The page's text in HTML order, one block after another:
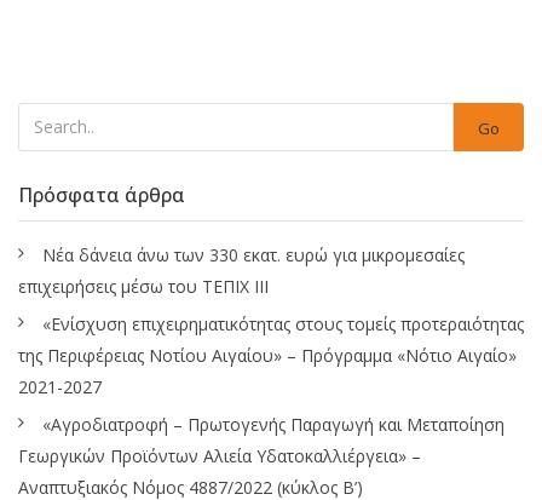
Go
Πρόσφατα άρθρα
Νέα δάνεια άνω των 330 εκατ. ευρώ για μικρομεσαίες
επιχειρήσεις μέσω του ΤΕΠΙΧ ΙΙΙ
«Ενίσχυση επιχειρηματικότητας στους τομείς προτεραιότητας
της Περιφέρειας Νοτίου Αιγαίου» – Πρόγραμμα «Νότιο Αιγαίο»
2021-2027
«Αγροδιατροφή – Πρωτογενής Παραγωγή και Μεταποίηση
Γεωργικών Προϊόντων Αλιεία Υδατοκαλλιέργεια» –
Αναπτυξιακός Νόμος 4887/2022 (κύκλος Β’)